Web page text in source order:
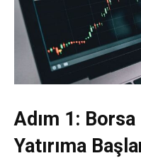
Adım 1:
Yatırıma